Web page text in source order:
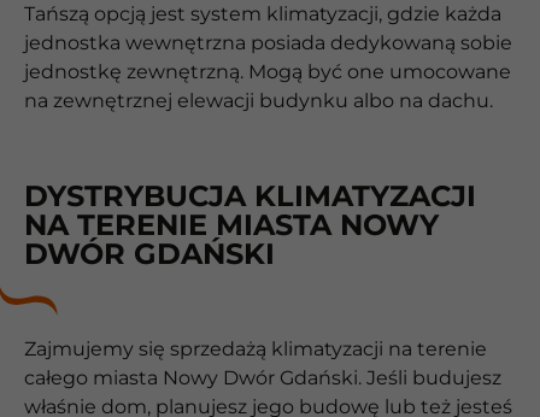
Tańszą opcją jest system klimatyzacji, gdzie każda
jednostka wewnętrzna posiada dedykowaną sobie
jednostkę zewnętrzną. Mogą być one umocowane
na zewnętrznej elewacji budynku albo na dachu.
DYSTRYBUCJA KLIMATYZACJI
NA TERENIE MIASTA NOWY
DWÓR GDAŃSKI
Zajmujemy się sprzedażą klimatyzacji na terenie
całego miasta Nowy Dwór Gdański. Jeśli budujesz
właśnie dom, planujesz jego budowę lub też jesteś